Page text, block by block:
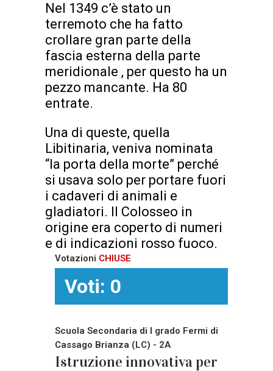
Nel 1349 c’è stato un
terremoto che ha fatto
crollare gran parte della
fascia esterna della parte
meridionale , per questo ha un
pezzo mancante. Ha 80
entrate.
Una di queste, quella
Libitinaria, veniva nominata
“la porta della morte” perché
si usava solo per portare fuori
i cadaveri di animali e
gladiatori. Il Colosseo in
origine era coperto di numeri
e di indicazioni rosso fuoco.
Votazioni CHIUSE
Voti: 0
Scuola Secondaria di I grado Fermi di
Cassago Brianza (LC) - 2A
Istruzione innovativa per